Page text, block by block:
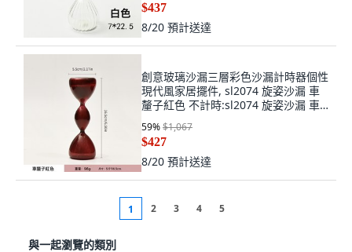
$437
8/20 預計送達
創意玻璃沙漏三層彩色沙漏計時器個性
現代風家居擺件, sl2074 旋姿沙漏 車
釐子紅色 不計時:sl2074 旋姿沙漏 車
釐子紅色 不計時
59%$1,067
$427
8/20 預計送達
1 2 3 4 5
與一起瀏覽的類別